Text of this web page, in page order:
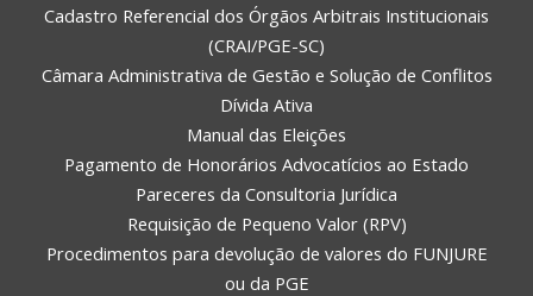
Cadastro Referencial dos Órgãos Arbitrais Institucionais
(CRAI/PGE-SC)
Câmara Administrativa de Gestão e Solução de Conflitos
Dívida Ativa
Manual das Eleições
Pagamento de Honorários Advocatícios ao Estado
Pareceres da Consultoria Jurídica
Requisição de Pequeno Valor (RPV)
Procedimentos para devolução de valores do FUNJURE
ou da PGE